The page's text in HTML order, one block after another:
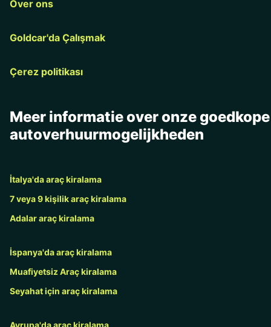
Over ons
Goldcar'da Çalışmak
Çerez politikası
Meer informatie over onze goedkope
autoverhuurmogelijkheden
İtalya'da araç kiralama
7 veya 9 kişilik araç kiralama
Adalar araç kiralama
İspanya'da araç kiralama
Muafiyetsiz Araç kiralama
Seyahat için araç kiralama
Avrupa'da araç kiralama